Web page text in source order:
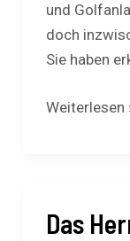
und
doch
Sie haben
Weiterlesen
Das
Das